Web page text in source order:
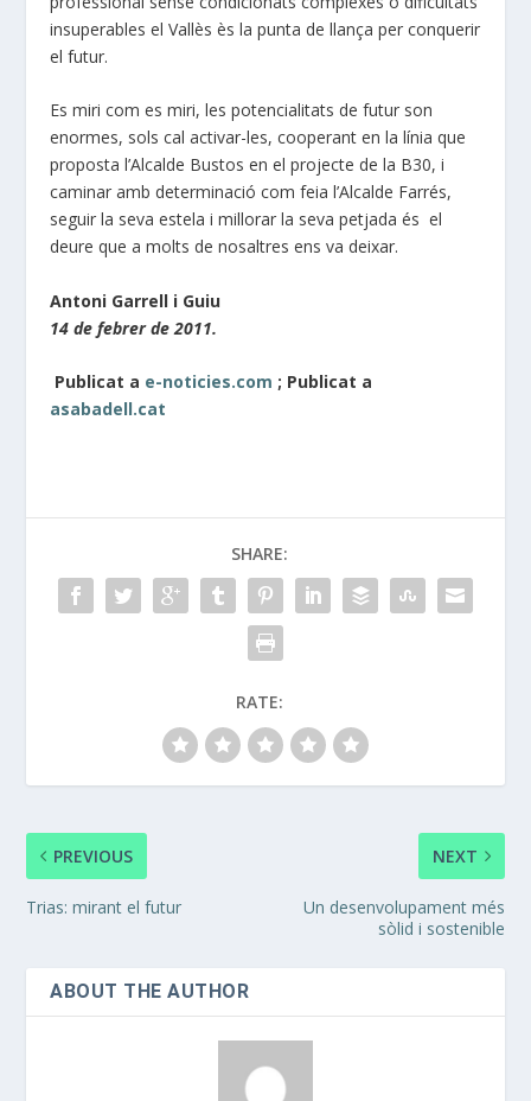
insuperables el Vallès ès la punta de llança per conquerir
el futur.
Es miri com es miri, les potencialitats de futur son
enormes, sols cal activar-les, cooperant en la línia que
proposta l’Alcalde Bustos en el projecte de la B30, i
caminar amb determinació com feia l’Alcalde Farrés,
seguir la seva estela i millorar la seva petjada és el
deure que a molts de nosaltres ens va deixar.
Antoni Garrell i Guiu
14 de febrer de 2011.
Publicat a e-noticies.com ; Publicat a
asabadell.cat
SHARE:
RATE:
PREVIOUS
Trias: mirant el futur
NEXT
Un desenvolupament més
sòlid i sostenible
ABOUT THE AUTHOR